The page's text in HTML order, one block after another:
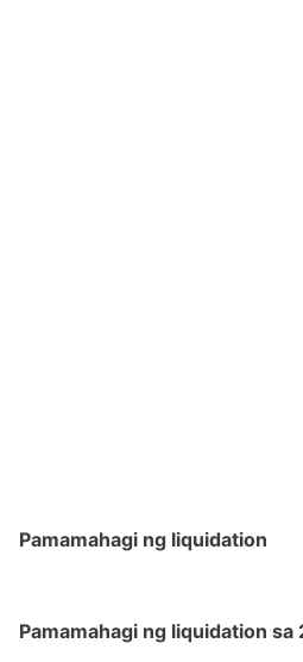
Pamamahagi ng liquidation
Pamamahagi ng liquidation sa